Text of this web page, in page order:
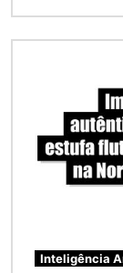
Inteligência